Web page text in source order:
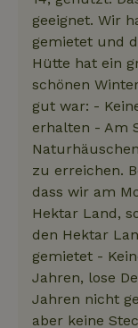
geeignet. Wir
gemietet und
Hütte hat ein
schönen
gut war: -
erhalten - Am
zu erreichen.
dass wir am
Hektar Land,
den Hektar
gemietet -
Jahren, lose
Jahren nicht
aber keine